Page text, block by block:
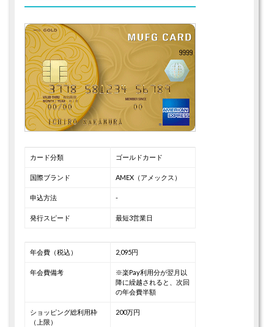
カード分類 ゴールドカード
国際ブランド AMEX（アメックス）
申込方法 -
発行スピード 最短3営業日
年会費（税込） 2,095円
年会費備考
※楽Pay利用分が翌月以
降に繰越されると、次回
の年会費半額
ショッピング総利用枠
（上限）
200万円